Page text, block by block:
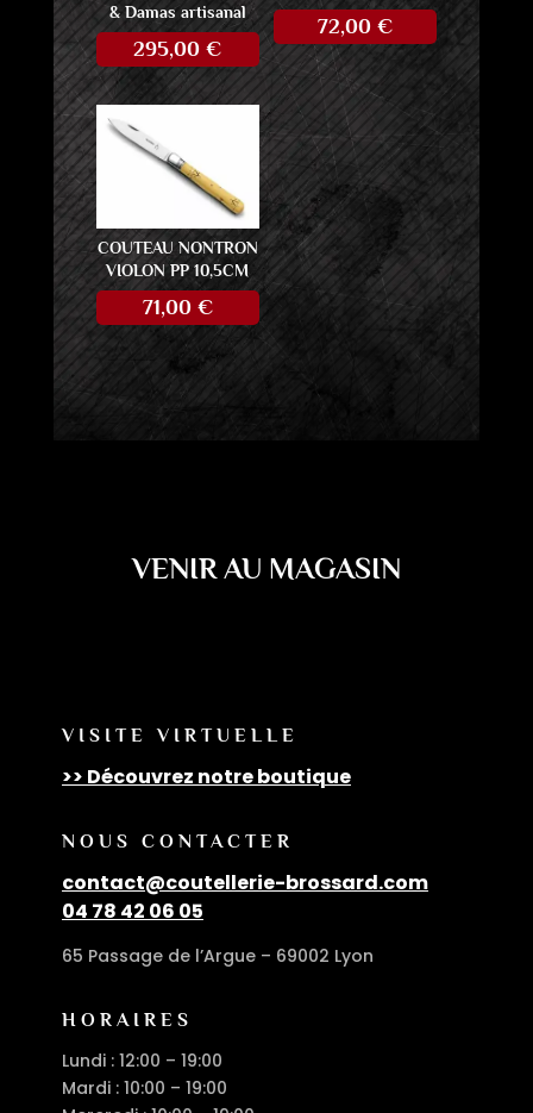
& Damas artisanal
295,00€
72,00€
COUTEAU NONTRON
VIOLON PP 10,5CM
71,00 €
VENIR AU MAGASIN
VISITE VIRTUELLE
>> Découvrez notre boutique
NOUS CONTACTER
contact@coutellerie-brossard.com
04 78 42 06 05
65 Passage de l’Argue – 69002 Lyon
HORAIRES
Lundi : 12:00 – 19:00
Mardi : 10:00 – 19:00